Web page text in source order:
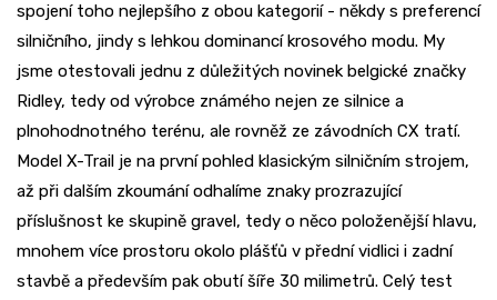
spojení toho nejlepšího z obou kategorií - někdy s preferencí
silničního, jindy s lehkou dominancí krosového modu. My
jsme otestovali jednu z důležitých novinek belgické značky
Ridley, tedy od výrobce známého nejen ze silnice a
plnohodnotného terénu, ale rovněž ze závodních CX tratí.
Model X-Trail je na první pohled klasickým silničním strojem,
až při dalším zkoumání odhalíme znaky prozrazující
příslušnost ke skupině gravel, tedy o něco položenější hlavu,
mnohem více prostoru okolo plášťů v přední vidlici i zadní
stavbě a především pak obutí šíře 30 milimetrů. Celý test